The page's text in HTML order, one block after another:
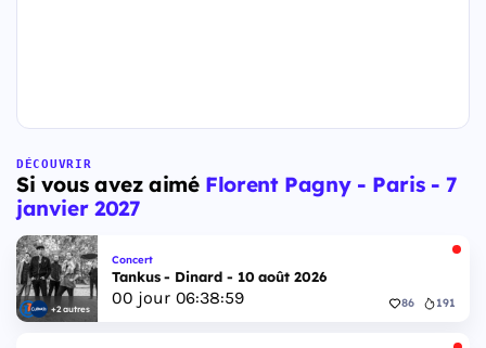
DÉCOUVRIR
Si vous avez aimé Florent Pagny - Paris - 7
janvier 2027
+2 autres
Concert
Tankus - Dinard - 10 août 2026
00 jour 06:38:58 86 191